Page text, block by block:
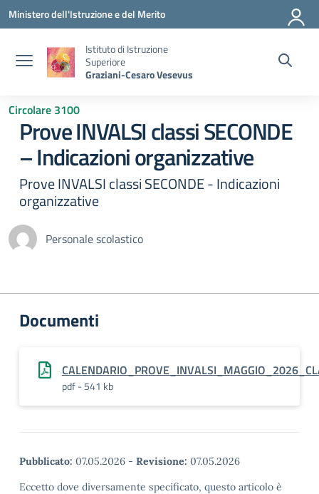
Vai ai contenuti
Vai al menu di navigazione
Vai al footer
Ministero dell'Istruzione e del Merito
Istituto di Istruzione
Superiore
Graziani-Cesaro Vesevus
Circolare 3100
Prove INVALSI classi SECONDE
– Indicazioni organizzative
Prove INVALSI classi SECONDE - Indicazioni
organizzative
Personale scolastico
Documenti
pdf - 541 kb
Pubblicato: 07.05.2026 - Revisione: 07.05.2026
Eccetto dove diversamente specificato, questo articolo è